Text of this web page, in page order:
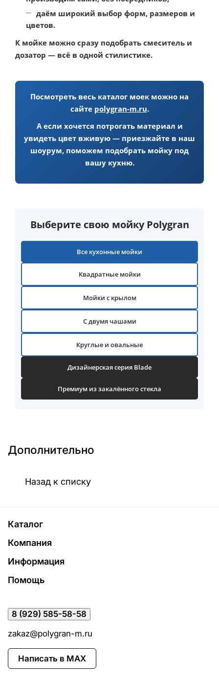
даём широкий выбор форм, размеров и
цветов.
К мойке можно сразу подобрать смеситель и
дозатор — всё в одной стилистике.
Посмотреть весь каталог моек можно на
сайте polygran-m.ru.
А если хочется потрогать материал и
увидеть цвет вживую — приезжайте в наш
шоурум, поможем подобрать мойку под
вашу кухню.
Выберите свою мойку Polygran
Все кухонные мойки
Квадратные мойки
Мойки с крылом
С двумя чашами
Круглые и овальные
Дизайнерская серия Blade
Премиум из закалённого стекла
Дополнительно
Назад к списку
Каталог
Компания
Информация
Помощь
8 (929) 585-58-58
zakaz@polygran-m.ru
Написать в MAX